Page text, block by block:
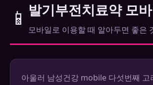
📱 발기부전치료약 모
모바일로 이용할 때 알아두면 좋은
아울러 남성건강 mobile 다섯번째 고